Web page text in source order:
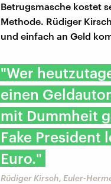
Betrugsmasche kostet
Methode. Rüdiger
und einfach an Geld
"Wer
einen
mit Dummheit
Fake
Euro."
Rüdiger Kirsch, Euler-